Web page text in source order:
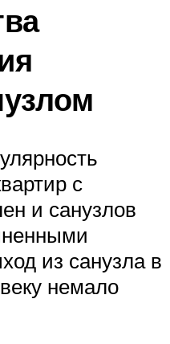
с
и санузлов
из санузла в
немало